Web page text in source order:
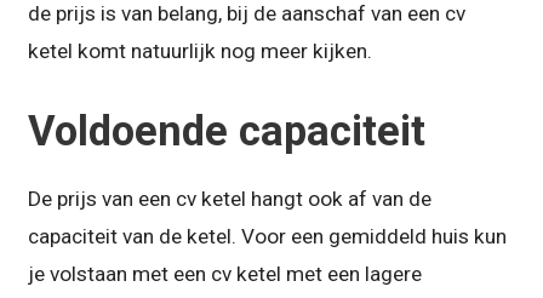
de prijs is van belang, bij de aanschaf van een cv
ketel komt natuurlijk nog meer kijken.
Voldoende capaciteit
De prijs van een cv ketel hangt ook af van de
capaciteit van de ketel. Voor een gemiddeld huis kun
je volstaan met een cv ketel met een lagere